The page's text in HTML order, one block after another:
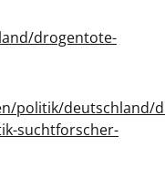
drogentote-
politik/deutschland/
suchtforscher-